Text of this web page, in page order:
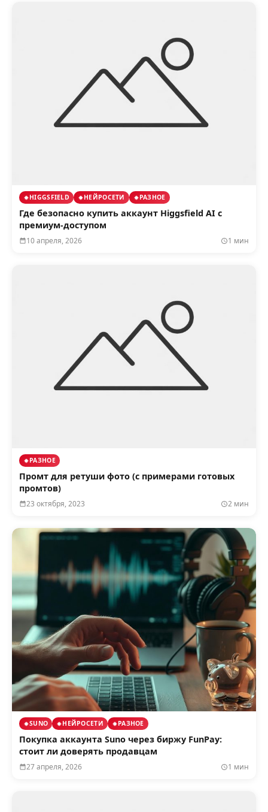
HIGGSFIELD НЕЙРОСЕТИ РАЗНОЕ
Где безопасно купить аккаунт Higgsfield AI с
премиум-доступом
10 апреля, 2026 1 мин
РАЗНОЕ
Промт для ретуши фото (с примерами готовых
промтов)
23 октября, 2023 2 мин
SUNO НЕЙРОСЕТИ РАЗНОЕ
Покупка аккаунта Suno через биржу FunPay:
стоит ли доверять продавцам
27 апреля, 2026 1 мин